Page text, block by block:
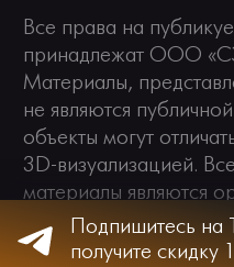
Политика в отношении
Согласие на обработку
Согласие на
Проектная декларация
Все права на
принадлежат ООО
Материалы,
не являются
объекты могут
3D-визуализацией.
материалы являются
могут быть внесены
Подпишитесь на
получите скидку